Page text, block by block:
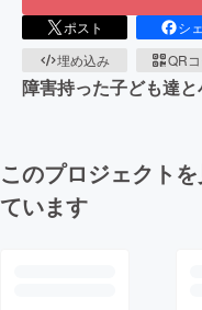
ポスト シ
埋め込み
QR
障害持った子ども達
このプロジェクト
ています